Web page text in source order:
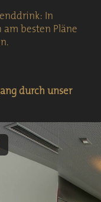
In
besten Pläne
durch unser